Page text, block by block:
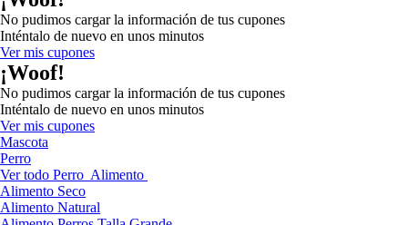
No pudimos cargar la información de tus cupones
Inténtalo de nuevo en unos minutos
Ver mis cupones
¡Woof!
No pudimos cargar la información de tus cupones
Inténtalo de nuevo en unos minutos
Ver mis cupones
Mascota
Perro
Ver todo Perro Alimento
Alimento Seco
Alimento Natural